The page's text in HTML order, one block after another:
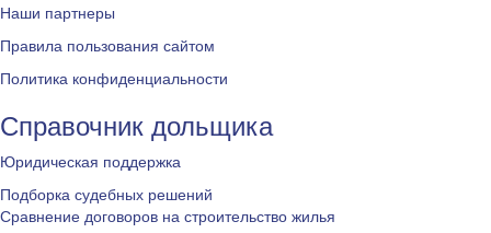
Наши партнеры
Правила пользования сайтом
Политика конфиденциальности
Справочник дольщика
Юридическая поддержка
Подборка судебных решений
Сравнение договоров на строительство жилья